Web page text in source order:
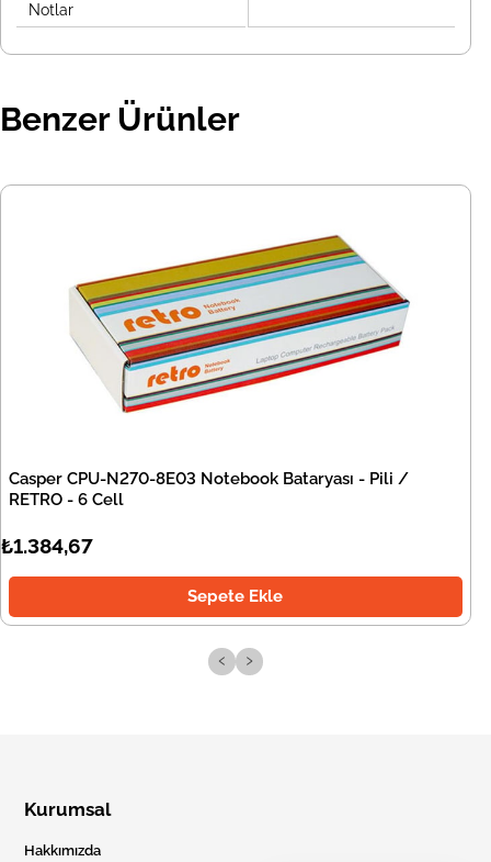
Notlar
Benzer Ürünler
Casper CPU-N270-8E03 Notebook Bataryası - Pili /
RETRO - 6 Cell
₺1.384,67
Sepete Ekle
‹ ›
Kurumsal
Hakkımızda